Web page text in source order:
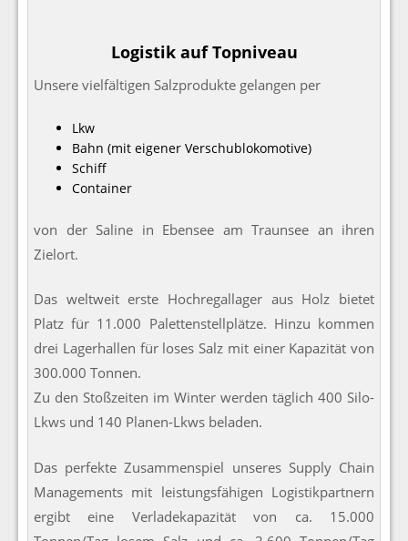
Logistik auf Topniveau
Unsere vielfältigen Salzprodukte gelangen per
Lkw
Bahn (mit eigener Verschublokomotive)
Schiff
Container
von der Saline in Ebensee am Traunsee an ihren
Zielort.
Das weltweit erste Hochregallager aus Holz bietet
Platz für 11.000 Palettenstellplätze. Hinzu kommen
drei Lagerhallen für loses Salz mit einer Kapazität von
300.000 Tonnen.
Zu den Stoßzeiten im Winter werden täglich 400 Silo-
Lkws und 140 Planen-Lkws beladen.
Das perfekte Zusammenspiel unseres Supply Chain
Managements mit leistungsfähigen Logistikpartnern
ergibt eine Verladekapazität von ca. 15.000